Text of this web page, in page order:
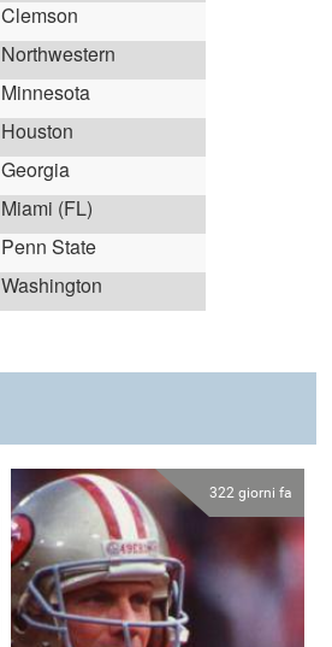
Clemson
Northwestern
Minnesota
Houston
Georgia
Miami (FL)
Penn State
Washington
322 giorni fa